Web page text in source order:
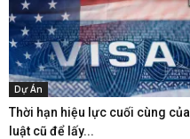
Dự Án
Thời hạn hiệu lực cuối cùng của
luật cũ để lấy...